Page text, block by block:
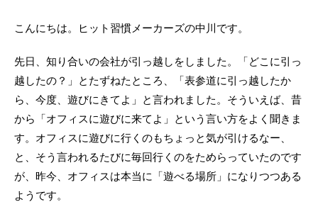
こんにちは。ヒット習慣メーカーズの中川です。
先日、知り合いの会社が引っ越しをしました。「どこに引っ
越したの？」とたずねたところ、「表参道に引っ越したか
ら、今度、遊びにきてよ」と言われました。そういえば、昔
から「オフィスに遊びに来てよ」という言い方をよく聞きま
す。オフィスに遊びに行くのもちょっと気が引けるなー、
と、そう言われるたびに毎回行くのをためらっていたのです
が、昨今、オフィスは本当に「遊べる場所」になりつつある
ようです。